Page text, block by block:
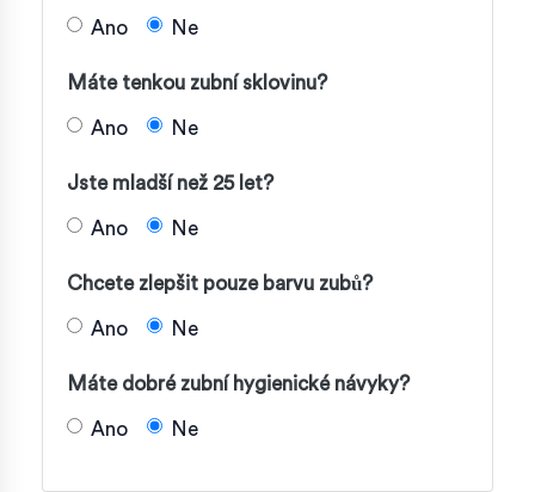
Ano Ne
Máte tenkou zubní sklovinu?
Ano Ne
Jste mladší než 25 let?
Ano Ne
Chcete zlepšit pouze barvu zubů?
Ano Ne
Máte dobré zubní hygienické návyky?
Ano Ne